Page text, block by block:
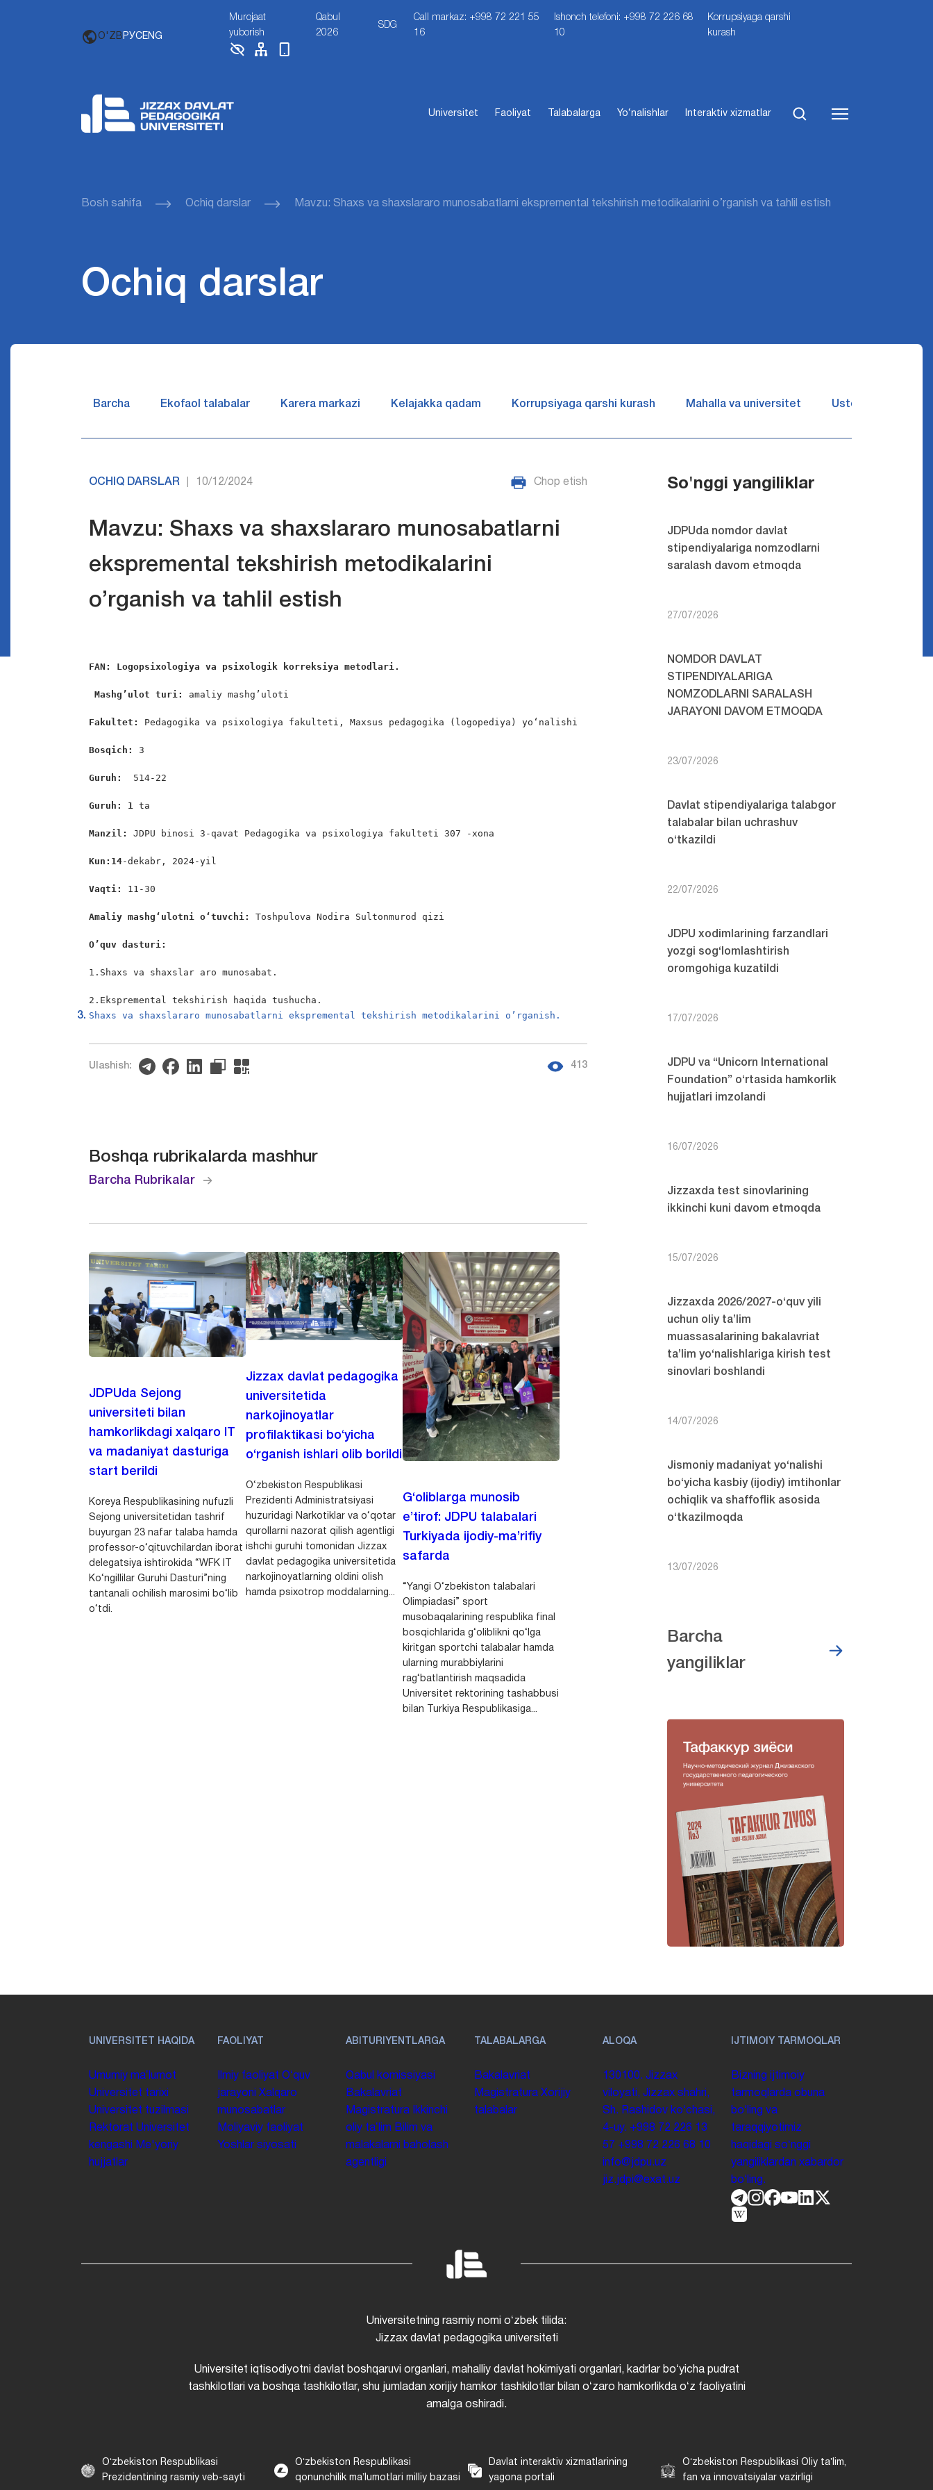
O'ZB РУСENG
Murojaat
yuborish
Qabul
2026
SDG
Call markaz: +998 72 221 55
16
Ishonch telefoni: +998 72 226 68
10
Korrupsiyaga qarshi
kurash
Universitet Faoliyat Talabalarga Yo‘nalishlar Interaktiv xizmatlar
Bosh sahifa Ochiq darslar Mavzu: Shaxs va shaxslararo munosabatlarni ekspremental tekshirish metodikalarini o’rganish va tahlil estish
Ochiq darslar
Barcha Ekofaol talabalar Karera markazi Kelajakka qadam Korrupsiyaga qarshi kurash Mahalla va universitet Ustozlar suhbatin
OCHIQ DARSLAR 10/12/2024 Chop etish
Mavzu: Shaxs va shaxslararo munosabatlarni
ekspremental tekshirish metodikalarini
o’rganish va tahlil estish
FAN: Logopsixologiya va psixologik korreksiya metodlari.
Mashg’ulot turi: amaliy mashg’uloti
Fakultet: Pedagogika va psixologiya fakulteti, Maxsus pedagogika (logopediya) yo‘nalishi
Bosqich: 3
Guruh: 514-22
Guruh: 1 ta
Manzil: JDPU binosi 3-qavat Pedagogika va psixologiya fakulteti 307 -xona
Kun:14-dekabr, 2024-yil
Vaqti: 11-30
Amaliy mashgʻulotni oʻtuvchi: Toshpulova Nodira Sultonmurod qizi
O’quv dasturi:
1.Shaxs va shaxslar aro munosabat.
2.Ekspremental tekshirish haqida tushucha.
Shaxs va shaxslararo munosabatlarni ekspremental tekshirish metodikalarini o’rganish.
Ulashish: 413
Boshqa rubrikalarda mashhur
Barcha Rubrikalar
JDPUda Sejong
universiteti bilan
hamkorlikdagi xalqaro IT
va madaniyat dasturiga
start berildi
Koreya Respublikasining nufuzli
Sejong universitetidan tashrif
buyurgan 23 nafar talaba hamda
professor-o‘qituvchilardan iborat
delegatsiya ishtirokida “WFK IT
Ko‘ngillilar Guruhi Dasturi”ning
tantanali ochilish marosimi bo‘lib
o‘tdi.
Jizzax davlat pedagogika
universitetida
narkojinoyatlar
profilaktikasi bo‘yicha
o‘rganish ishlari olib borildi
O‘zbekiston Respublikasi
Prezidenti Administratsiyasi
huzuridagi Narkotiklar va o‘qotar
qurollarni nazorat qilish agentligi
ishchi guruhi tomonidan Jizzax
davlat pedagogika universitetida
narkojinoyatlarning oldini olish
hamda psixotrop moddalarning...
G‘oliblarga munosib
e’tirof: JDPU talabalari
Turkiyada ijodiy-ma’rifiy
safarda
“Yangi O‘zbekiston talabalari
Olimpiadasi” sport
musobaqalarining respublika final
bosqichlarida g‘oliblikni qo‘lga
kiritgan sportchi talabalar hamda
ularning murabbiylarini
rag‘batlantirish maqsadida
Universitet rektorining tashabbusi
bilan Turkiya Respublikasiga...
So'nggi yangiliklar
JDPUda nomdor davlat
stipendiyalariga nomzodlarni
saralash davom etmoqda
27/07/2026
NOMDOR DAVLAT
STIPENDIYALARIGA
NOMZODLARNI SARALASH
JARAYONI DAVOM ETMOQDA
23/07/2026
Davlat stipendiyalariga talabgor
talabalar bilan uchrashuv
o‘tkazildi
22/07/2026
JDPU xodimlarining farzandlari
yozgi sog‘lomlashtirish
oromgohiga kuzatildi
17/07/2026
JDPU va “Unicorn International
Foundation” o‘rtasida hamkorlik
hujjatlari imzolandi
16/07/2026
Jizzaxda test sinovlarining
ikkinchi kuni davom etmoqda
15/07/2026
Jizzaxda 2026/2027-o‘quv yili
uchun oliy ta’lim
muassasalarining bakalavriat
ta’lim yo‘nalishlariga kirish test
sinovlari boshlandi
14/07/2026
Jismoniy madaniyat yo‘nalishi
bo‘yicha kasbiy (ijodiy) imtihonlar
ochiqlik va shaffoflik asosida
o‘tkazilmoqda
13/07/2026
Barcha
yangiliklar
UNIVERSITET HAQIDA
Umumiy maʼlumot
Universitet tarixi
Universitet tuzilmasi
Rektorat Universitet
kengashi
Me'yoriy
hujjatlar
FAOLIYAT
Ilmiy faoliyat Oʻquv
jarayoni Xalqaro
munosabatlar
Moliyaviy faoliyat
Yoshlar siyosati
ABITURIYENTLARGA
Qabul komissiyasi
Bakalavriat
Magistratura
Ikkinchi
oliy taʼlim Bilim va
malakalarni baholash
agentligi
TALABALARGA
Bakalavriat
Magistratura Xorijiy
talabalar
ALOQA
130100. Jizzax
viloyati, Jizzax shahri,
Sh. Rashidov koʻchasi,
4-uy. +998 72 226 13
57 +998 72 226 68 10
info@jdpu.uz
jiz.jdpi@exat.uz
IJTIMOIY TARMOQLAR
Bizning ijtimoiy
tarmoqlarda obuna
boʻling va
taraqqiyotimiz
haqidagi soʻnggi
yangiliklardan xabardor
boʻling.
Universitetning rasmiy nomi oʻzbek tilida:
Jizzax davlat pedagogika universiteti
Universitet iqtisodiyotni davlat boshqaruvi organlari, mahalliy davlat hokimiyati organlari, kadrlar boʻyicha pudrat
tashkilotlari va boshqa tashkilotlar, shu jumladan xorijiy hamkor tashkilotlar bilan oʻzaro hamkorlikda oʻz faoliyatini
amalga oshiradi.
Oʻzbekiston Respublikasi
Prezidentining rasmiy veb-sayti
Oʻzbekiston Respublikasi
qonunchilik maʼlumotlari milliy bazasi
Davlat interaktiv xizmatlarining
yagona portali
Oʻzbekiston Respublikasi Oliy taʼlim,
fan va innovatsiyalar vazirligi